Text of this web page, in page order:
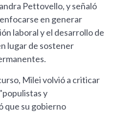
Pettovello, y señaló
en generar
laboral y el desarrollo de
lugar de sostener
Milei volvió a criticar
y
que su gobierno